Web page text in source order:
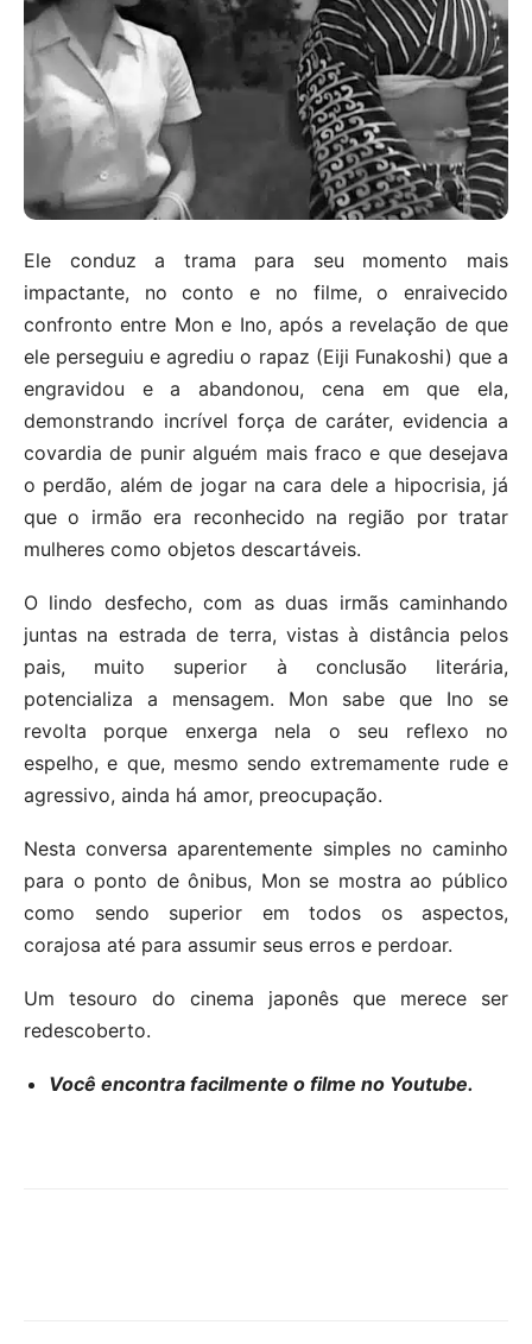
Ele conduz a trama para seu momento mais
impactante, no conto e no filme, o enraivecido
confronto entre Mon e Ino, após a revelação de que
ele perseguiu e agrediu o rapaz (Eiji Funakoshi) que a
engravidou e a abandonou, cena em que ela,
demonstrando incrível força de caráter, evidencia a
covardia de punir alguém mais fraco e que desejava
o perdão, além de jogar na cara dele a hipocrisia, já
que o irmão era reconhecido na região por tratar
mulheres como objetos descartáveis.
O lindo desfecho, com as duas irmãs caminhando
juntas na estrada de terra, vistas à distância pelos
pais, muito superior à conclusão literária,
potencializa a mensagem. Mon sabe que Ino se
revolta porque enxerga nela o seu reflexo no
espelho, e que, mesmo sendo extremamente rude e
agressivo, ainda há amor, preocupação.
Nesta conversa aparentemente simples no caminho
para o ponto de ônibus, Mon se mostra ao público
como sendo superior em todos os aspectos,
corajosa até para assumir seus erros e perdoar.
Um tesouro do cinema japonês que merece ser
redescoberto.
Você encontra facilmente o filme no Youtube.